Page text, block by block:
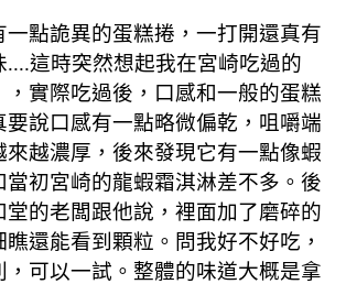
一點詭異的蛋糕捲，一打開還真有
這時突然想起我在宮崎吃過的
，實際吃過後，口感和一般的蛋糕
要說口感有一點略微偏乾，咀嚼端
來越濃厚，後來發現它有一點像蝦
當初宮崎的龍蝦霜淇淋差不多。後
堂的老闆跟他說，裡面加了磨碎的
還能看到顆粒。問我好不好吃，
，可以一試。整體的味道大概是拿